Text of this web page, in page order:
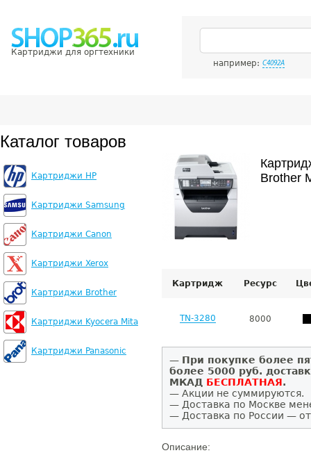
Картриджи для оргтехники
например: C4092A
Каталог товаров
Картриджи HP
Картриджи Samsung
Картриджи Canon
Картриджи Xerox
Картриджи Brother
Картриджи Kyocera Mita
Картриджи Panasonic
Brother
Картридж Ресурс
TN-3280 8000
— При покупке более
более 5000 руб.
МКАД БЕСПЛАТНАЯ.
— Акции не суммируются.
— Доставка по Москве
— Доставка по России —
Описание: